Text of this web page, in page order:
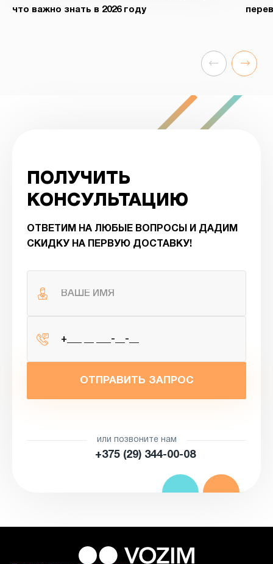
что важно знать в 2026 году
ПОЛУЧИТЬ
КОНСУЛЬТАЦИЮ
ОТВЕТИМ НА ЛЮБЫЕ ВОПРОСЫ И ДАДИМ
СКИДКУ НА ПЕРВУЮ ДОСТАВКУ!
ОТПРАВИТЬ ЗАПРОС
или позвоните нам
+375 (29) 344-00-08